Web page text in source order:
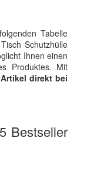
Tabelle
Schutzhülle
Ihnen einen
Produktes. Mit
Artikel direkt bei
Bestseller